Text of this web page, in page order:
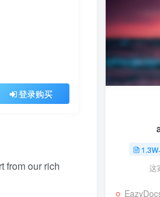
登录购买
from our rich
这
EazyDocs